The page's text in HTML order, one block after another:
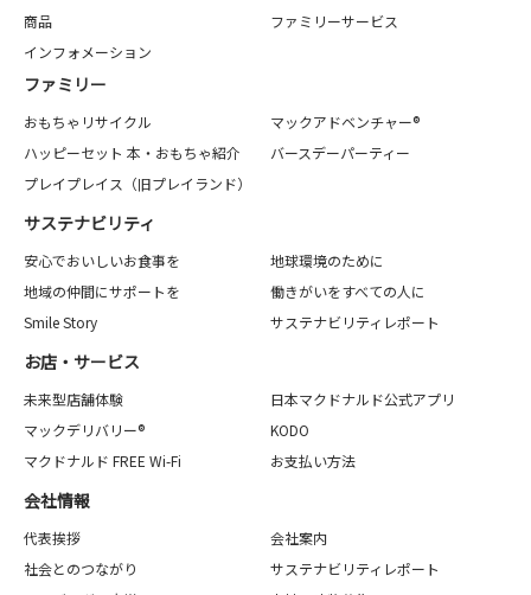
商品
ファミリーサービス
インフォメーション
ファミリー
おもちゃリサイクル
マックアドベンチャー®
ハッピーセット 本・おもちゃ紹介
バースデーパーティー
プレイプレイス（旧プレイランド）
サステナビリティ
安心でおいしいお食事を
地球環境のために
地域の仲間にサポートを
働きがいをすべての人に
Smile Story
サステナビリティレポート
お店・サービス
未来型店舗体験
日本マクドナルド公式アプリ
マックデリバリー®
KODO
マクドナルド FREE Wi-Fi
お支払い方法
会社情報
代表挨拶
会社案内
社会とのつながり
サステナビリティレポート